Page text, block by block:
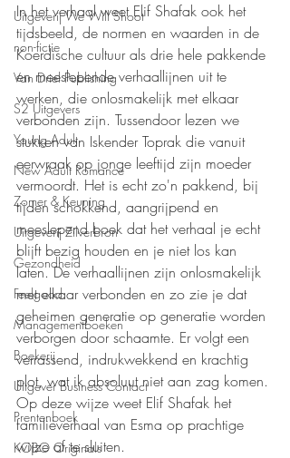
Uitgeverij We Will Shoot
non-fictie
Van Driel Publishing
S2 Uitgevers
Young Adult
New Adult Romance
Zomer & Keuning
Uitgeverij Zilverbron
Gezondheid
Feelgood
Managementboeken
Boekerij
Uitgever Business Contact
Prentenboek
KOBO Originals
In het verhaal weet Elif Shafak ook het
tijdsbeeld, de normen en waarden in de
Koerdische cultuur als drie hele pakkende
en meeslepende verhaallijnen uit te
werken, die onlosmakelijk met elkaar
verbonden zijn. Tussendoor lezen we
stukken van Iskender Toprak die vanuit
eerwraak op jonge leeftijd zijn moeder
vermoordt. Het is echt zo'n pakkend, bij
tijden schokkend, aangrijpend en
meeslepend boek dat het verhaal je echt
blijft bezig houden en je niet los kan
laten. De verhaallijnen zijn onlosmakelijk
met elkaar verbonden en zo zie je dat
geheimen generatie op generatie worden
verborgen door schaamte. Er volgt een
verrassend, indrukwekkend en krachtig
plot, wat ik absoluut niet aan zag komen.
Op deze wijze weet Elif Shafak het
familieverhaal van Esma op prachtige
wijze af te sluiten.